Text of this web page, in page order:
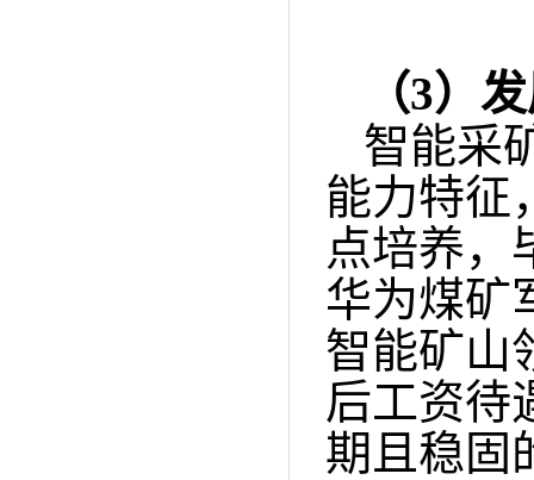
（3）
智能采
能力特征
点培养，
华为煤矿
智能矿山
后工资待
期且稳固